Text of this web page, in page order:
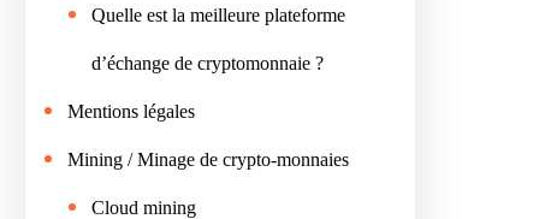
Quelle est la meilleure plateforme
d’échange de cryptomonnaie ?
Mentions légales
Mining / Minage de crypto-monnaies
Cloud mining